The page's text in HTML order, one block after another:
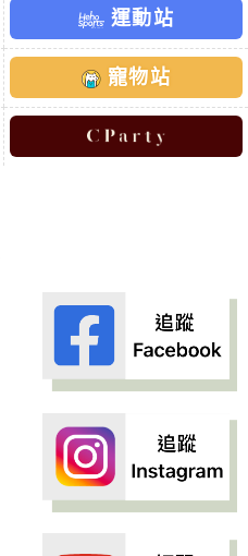
運動站
寵物站